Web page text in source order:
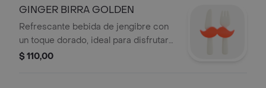
GINGER BIRRA GOLDEN
Refrescante bebida de jengibre con
un toque dorado, ideal para disfrutar
sola o como base de cócteles.
$ 110,00